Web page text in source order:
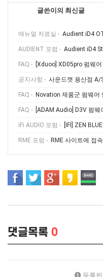
글쓴이의 최신글
매뉴얼 자료실 - Audient iD4
AUDIENT 포럼 - Audient iD4 Stream OTG
FAQ - [Xduoo] XD05pro 펌웨
공지사항 - 사운드캣 용산점 A/S
FAQ - Novation 제품군 펌웨어 업데이트 진행
FAQ - [ADAM Audio] D3V 펌웨어 업데이트
iFi AUDIO 포럼 - [IFI] ZEN
RME 포럼 - RME 사이트에 접속되
댓글목록 0
등록된